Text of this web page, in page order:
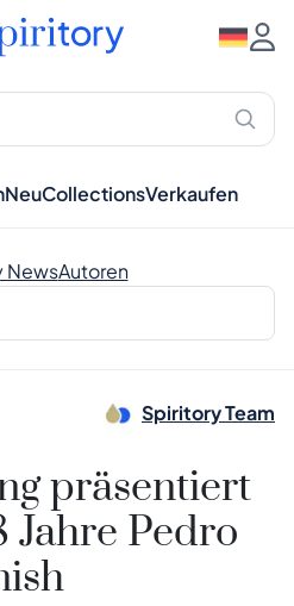
NeuCollectionsVerkaufen
NewsAutoren
Spiritory Team
präsentiert
Jahre Pedro